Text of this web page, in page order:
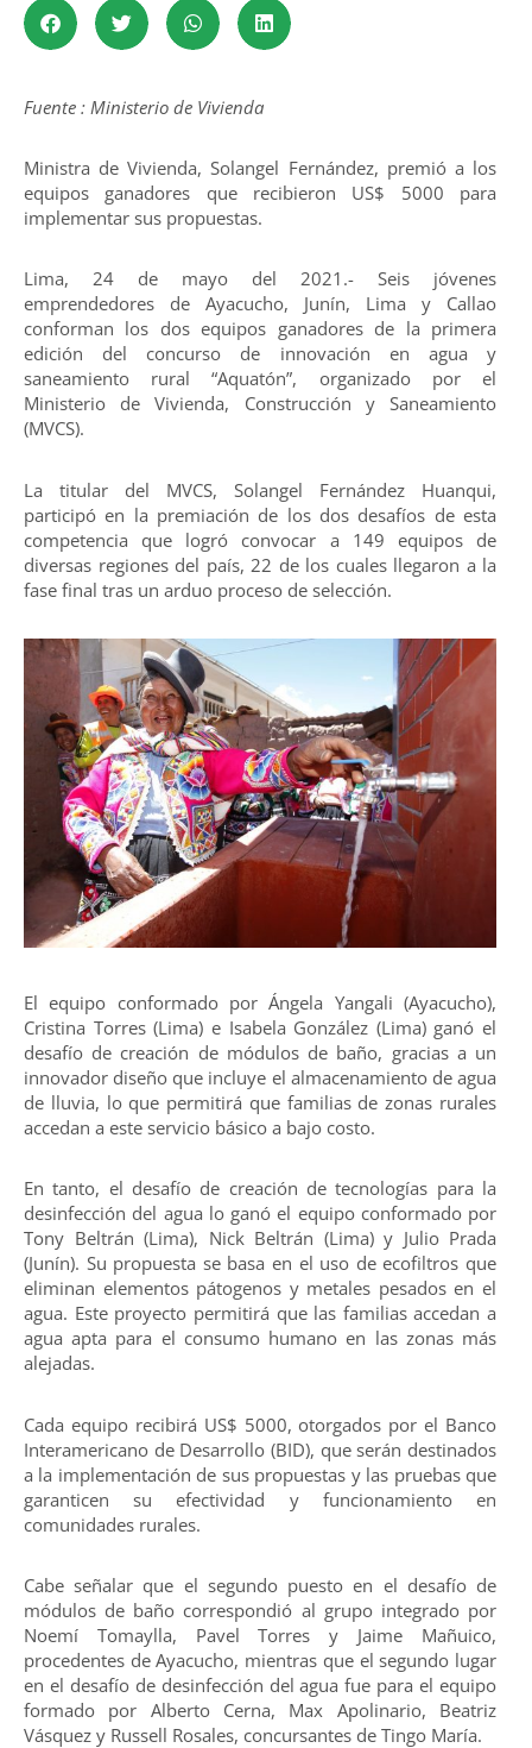
Fuente : Ministerio de Vivienda
Ministra de Vivienda, Solangel Fernández, premió a los
equipos ganadores que recibieron US$ 5000 para
implementar sus propuestas.
Lima, 24 de mayo del 2021.- Seis jóvenes
emprendedores de Ayacucho, Junín, Lima y Callao
conforman los dos equipos ganadores de la primera
edición del concurso de innovación en agua y
saneamiento rural “Aquatón”, organizado por el
Ministerio de Vivienda, Construcción y Saneamiento
(MVCS).
La titular del MVCS, Solangel Fernández Huanqui,
participó en la premiación de los dos desafíos de esta
competencia que logró convocar a 149 equipos de
diversas regiones del país, 22 de los cuales llegaron a la
fase final tras un arduo proceso de selección.
El equipo conformado por Ángela Yangali (Ayacucho),
Cristina Torres (Lima) e Isabela González (Lima) ganó el
desafío de creación de módulos de baño, gracias a un
innovador diseño que incluye el almacenamiento de agua
de lluvia, lo que permitirá que familias de zonas rurales
accedan a este servicio básico a bajo costo.
En tanto, el desafío de creación de tecnologías para la
desinfección del agua lo ganó el equipo conformado por
Tony Beltrán (Lima), Nick Beltrán (Lima) y Julio Prada
(Junín). Su propuesta se basa en el uso de ecofiltros que
eliminan elementos pátogenos y metales pesados en el
agua. Este proyecto permitirá que las familias accedan a
agua apta para el consumo humano en las zonas más
alejadas.
Cada equipo recibirá US$ 5000, otorgados por el Banco
Interamericano de Desarrollo (BID), que serán destinados
a la implementación de sus propuestas y las pruebas que
garanticen su efectividad y funcionamiento en
comunidades rurales.
Cabe señalar que el segundo puesto en el desafío de
módulos de baño correspondió al grupo integrado por
Noemí Tomaylla, Pavel Torres y Jaime Mañuico,
procedentes de Ayacucho, mientras que el segundo lugar
en el desafío de desinfección del agua fue para el equipo
formado por Alberto Cerna, Max Apolinario, Beatriz
Vásquez y Russell Rosales, concursantes de Tingo María.